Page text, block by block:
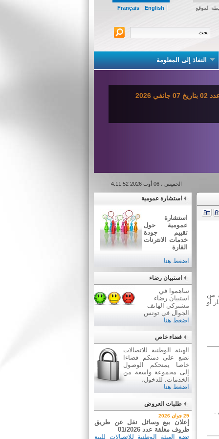
Français English الموقع
النفاذ إلى المعلومة
2026
الخميس ، 06 أوت 2026 4:11:52
استشارة عمومية
استشارة
عمومية حول
تقييم جودة
خدمات الانترنات
القارة
اضغط هنا
استبيان رضاء
ساهموا في
استبيان رضاء
مشتركي الهاتف
الجوال في تونس
اضغط هنا
فضاء خاص
الهيئة الوطنية للاتصالات
تضع على ذمتكم فضاءا
خاصا يمنحكم الوصول
إلى مجموعة واسعة من
الخدمات. للدخول،
اضغط هنا
طلبات العروض
2 جويلية 2026
إعلان عن طلب عروض عدد
2026/03
اقتناء تجهيزات إعلامية
29 جوان 2026
إعلان بيع وسائل نقل عن طريق
ظروف مغلقة عدد 01/2026
تضع الهيئة الوطنية للاتصالات للبيع
من
يشتري 6 جيغابيت بقيمة 15 دينار أو 8 جيغابيت بقيمة 20 دينار أو
.